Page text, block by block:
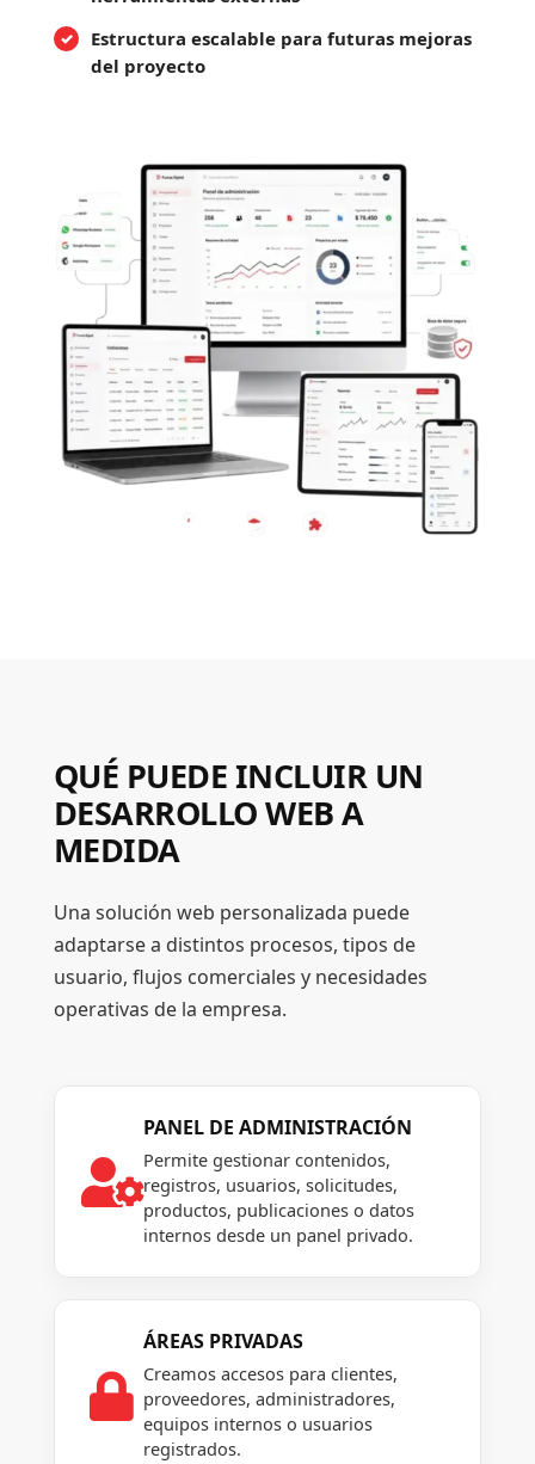
Estructura escalable para futuras mejoras
del proyecto
QUÉ PUEDE INCLUIR UN
DESARROLLO WEB A
MEDIDA
Una solución web personalizada puede
adaptarse a distintos procesos, tipos de
usuario, flujos comerciales y necesidades
operativas de la empresa.

PANEL DE ADMINISTRACIÓN
Permite gestionar contenidos,
registros, usuarios, solicitudes,
productos, publicaciones o datos
internos desde un panel privado.

ÁREAS PRIVADAS
Creamos accesos para clientes,
proveedores, administradores,
equipos internos o usuarios
registrados.